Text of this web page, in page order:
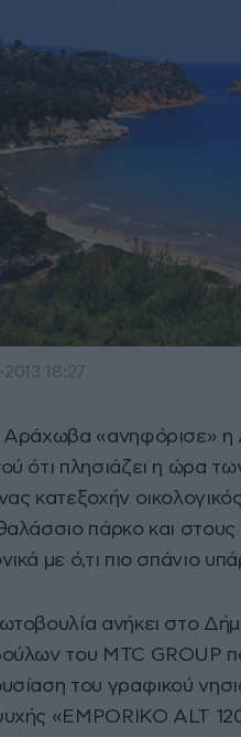
18:27
Αράχωβα «ανηφόρισε» η
ότι πλησιάζει η ώρα
κατεξοχήν
πάρκο και
με ό,τι πιο σπάνιο
ανήκει στο
του MTC GROUP
του γραφικού
«EMPORIKO ALT